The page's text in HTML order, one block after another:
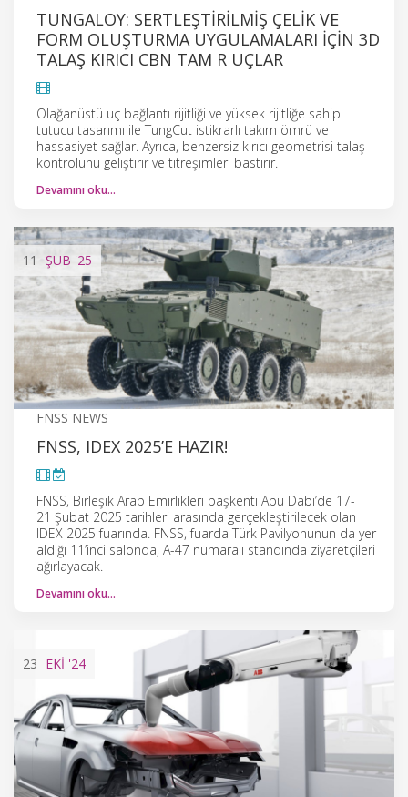
TUNGALOY: SERTLEŞTIRILMIŞ ÇELIK VE
FORM OLUŞTURMA UYGULAMALARI IÇIN 3D
TALAŞ KIRICI CBN TAM R UÇLAR
Olağanüstü uç bağlantı rijitliği ve yüksek rijitliğe sahip
tutucu tasarımı ile TungCut istikrarlı takım ömrü ve
hassasiyet sağlar. Ayrıca, benzersiz kırıcı geometrisi talaş
kontrolünü geliştirir ve titreşimleri bastırır.
Devamını oku…
11 ŞUB '25
FNSS NEWS
FNSS, IDEX 2025’E HAZIR!
FNSS, Birleşik Arap Emirlikleri başkenti Abu Dabi’de 17-
21 Şubat 2025 tarihleri arasında gerçekleştirilecek olan
IDEX 2025 fuarında. FNSS, fuarda Türk Pavilyonunun da yer
aldığı 11’inci salonda, A-47 numaralı standında ziyaretçileri
ağırlayacak.
Devamını oku…
23 EKI '24